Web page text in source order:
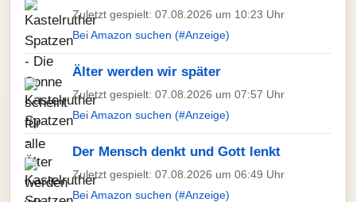
Zuletzt gespielt: 07.08.2026 um 10:23 Uhr
Bei Amazon suchen (#Anzeige)
Älter werden wir später
Zuletzt gespielt: 07.08.2026 um 07:57 Uhr
Bei Amazon suchen (#Anzeige)
Der Mensch denkt und Gott lenkt
Zuletzt gespielt: 07.08.2026 um 06:49 Uhr
Bei Amazon suchen (#Anzeige)